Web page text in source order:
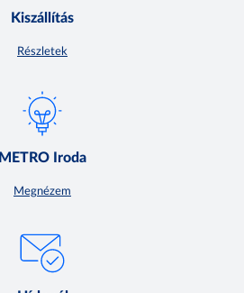
Kiszállítás
Részletek
METRO Iroda
Megnézem